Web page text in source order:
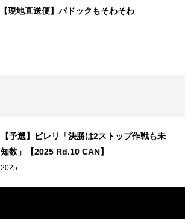
【現地直送便】パドックもそわそわ
【予選】ピレリ「決勝は2ストップ作戦も未
知数」【2025 Rd.10 CAN】
2025